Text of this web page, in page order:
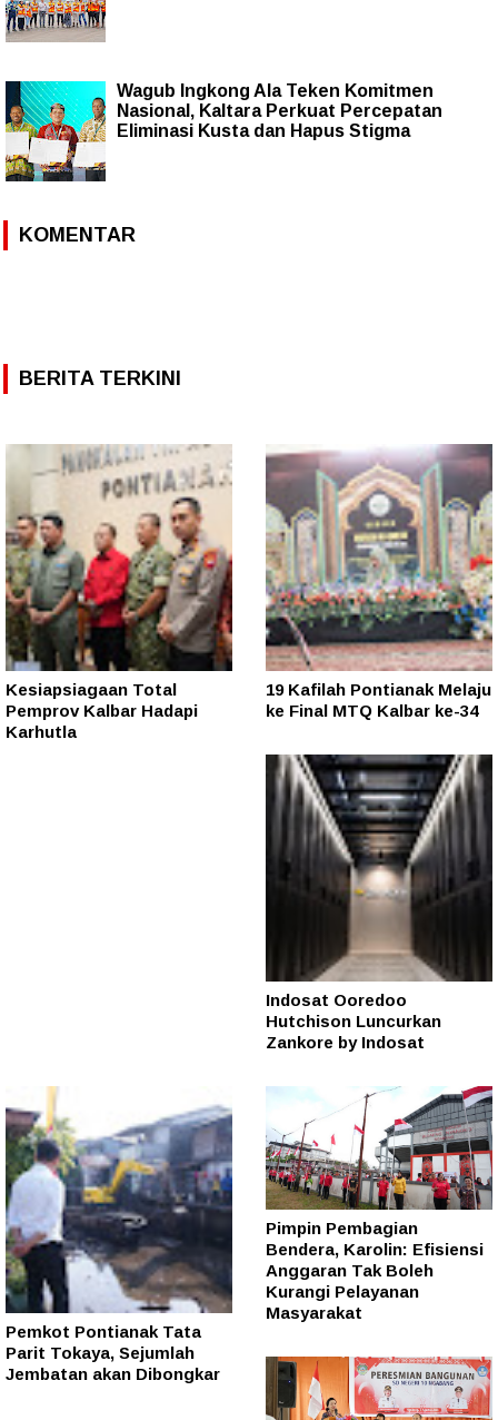
Wagub Ingkong Ala Teken Komitmen
Nasional, Kaltara Perkuat Percepatan
Eliminasi Kusta dan Hapus Stigma
KOMENTAR
BERITA TERKINI
Kesiapsiagaan Total
Pemprov Kalbar Hadapi
Karhutla
19 Kafilah Pontianak Melaju
ke Final MTQ Kalbar ke-34
Indosat Ooredoo
Hutchison Luncurkan
Zankore by Indosat
Pemkot Pontianak Tata
Parit Tokaya, Sejumlah
Jembatan akan Dibongkar
Pimpin Pembagian
Bendera, Karolin: Efisiensi
Anggaran Tak Boleh
Kurangi Pelayanan
Masyarakat